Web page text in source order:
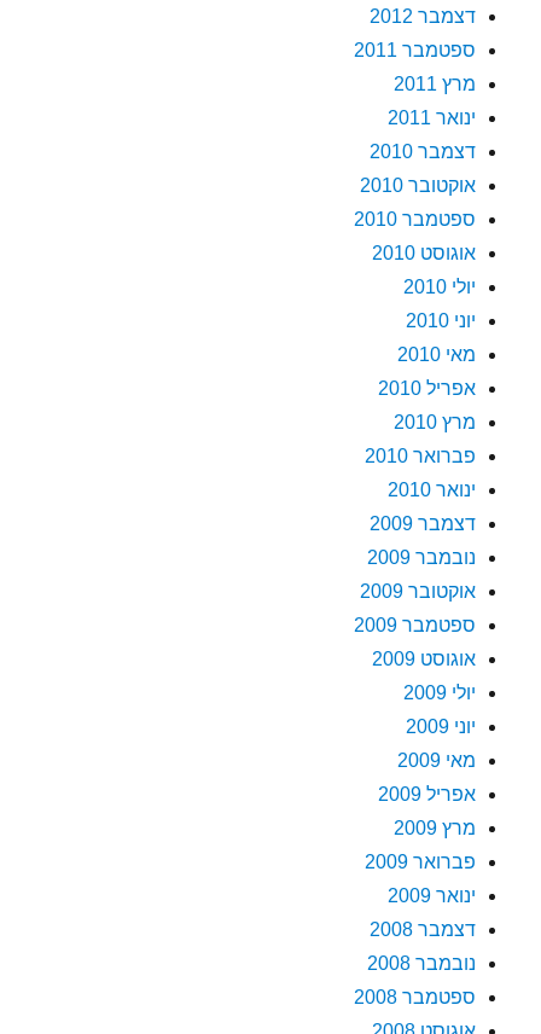
דצמבר 2012
ספטמבר 2011
מרץ 2011
ינואר 2011
דצמבר 2010
אוקטובר 2010
ספטמבר 2010
אוגוסט 2010
יולי 2010
יוני 2010
מאי 2010
אפריל 2010
מרץ 2010
פברואר 2010
ינואר 2010
דצמבר 2009
נובמבר 2009
אוקטובר 2009
ספטמבר 2009
אוגוסט 2009
יולי 2009
יוני 2009
מאי 2009
אפריל 2009
מרץ 2009
פברואר 2009
ינואר 2009
דצמבר 2008
נובמבר 2008
ספטמבר 2008